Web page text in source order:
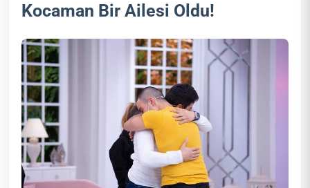
Kocaman Bir Ailesi Oldu!